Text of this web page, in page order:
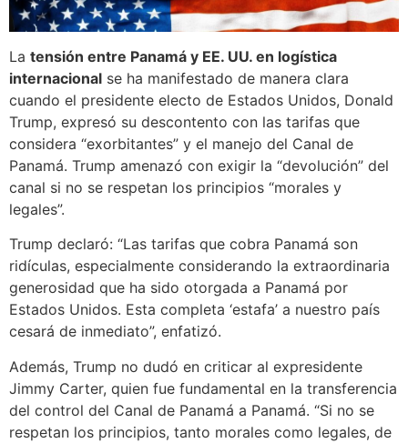
La tensión entre Panamá y EE. UU. en logística
internacional se ha manifestado de manera clara
cuando el presidente electo de Estados Unidos, Donald
Trump, expresó su descontento con las tarifas que
considera “exorbitantes” y el manejo del Canal de
Panamá. Trump amenazó con exigir la “devolución” del
canal si no se respetan los principios “morales y
legales”.
Trump declaró: “Las tarifas que cobra Panamá son
ridículas, especialmente considerando la extraordinaria
generosidad que ha sido otorgada a Panamá por
Estados Unidos. Esta completa ‘estafa’ a nuestro país
cesará de inmediato”, enfatizó.
Además, Trump no dudó en criticar al expresidente
Jimmy Carter, quien fue fundamental en la transferencia
del control del Canal de Panamá a Panamá. “Si no se
respetan los principios, tanto morales como legales, de